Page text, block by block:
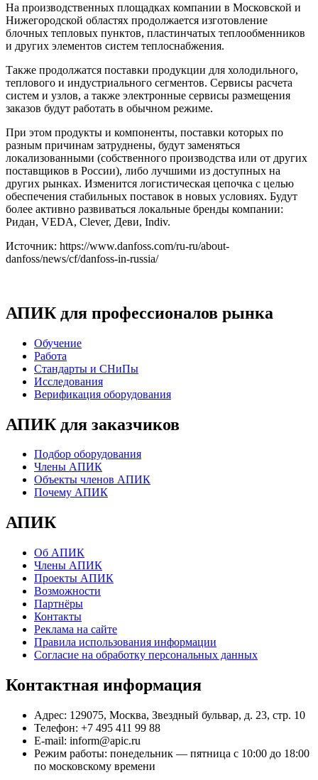
На производственных площадках компании в Московской и
Нижегородской областях продолжается изготовление
блочных тепловых пунктов, пластинчатых теплообменников
и других элементов систем теплоснабжения.
Также продолжатся поставки продукции для холодильного,
теплового и индустриального сегментов. Сервисы расчета
систем и узлов, а также электронные сервисы размещения
заказов будут работать в обычном режиме.
При этом продукты и компоненты, поставки которых по
разным причинам затруднены, будут заменяться
локализованными (собственного производства или от других
поставщиков в России), либо лучшими из доступных на
других рынках. Изменится логистическая цепочка с целью
обеспечения стабильных поставок в новых условиях. Будут
более активно развиваться локальные бренды компании:
Ридан, VEDA, Clever, Деви, Indiv.
Источник: https://www.danfoss.com/ru-ru/about-
danfoss/news/cf/danfoss-in-russia/
АПИК для профессионалов рынка
Обучение
Работа
Стандарты и СНиПы
Исследования
Верификация оборудования
АПИК для заказчиков
Подбор оборудования
Члены АПИК
Объекты членов АПИК
Почему АПИК
АПИК
Об АПИК
Члены АПИК
Проекты АПИК
Возможности
Партнёры
Контакты
Реклама на сайте
Правила использования информации
Согласие на обработку персональных данных
Контактная информация
Адрес: 129075, Москва, Звездный бульвар, д. 23, стр. 10
Телефон: +7 495 411 99 88
E-mail: inform@apic.ru
Режим работы: понедельник — пятница с 10:00 до 18:00
по московскому времени